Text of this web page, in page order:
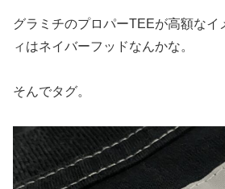
グラミチのプロパーTEEが高額なイ
ィはネイバーフッドなんかな。
そんでタグ。